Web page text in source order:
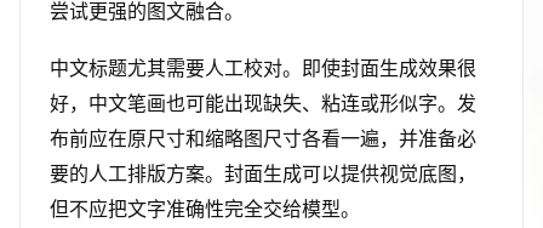
尝试更强的图文融合。
中文标题尤其需要人工校对。即使封面生成效果很
好，中文笔画也可能出现缺失、粘连或形似字。发
布前应在原尺寸和缩略图尺寸各看一遍，并准备必
要的人工排版方案。封面生成可以提供视觉底图，
但不应把文字准确性完全交给模型。